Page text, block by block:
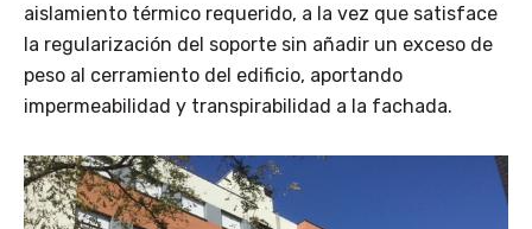
aislamiento térmico requerido, a la vez que satisface
la regularización del soporte sin añadir un exceso de
peso al cerramiento del edificio, aportando
impermeabilidad y transpirabilidad a la fachada.